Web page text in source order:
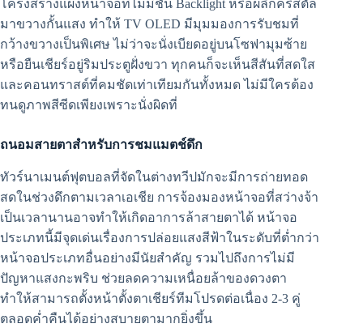
โครงสร้างแผงหน้าจอที่ไม่มีชั้น Backlight หรือผลึกคริสตัล
มาขวางกั้นแสง ทำให้ TV OLED มีมุมมองการรับชมที่
กว้างขวางเป็นพิเศษ ไม่ว่าจะนั่งเบียดอยู่บนโซฟามุมซ้าย
หรือยืนเชียร์อยู่ริมประตูฝั่งขวา ทุกคนก็จะเห็นสีสันที่สดใส
และคอนทราสต์ที่คมชัดเท่าเทียมกันทั้งหมด ไม่มีใครต้อง
ทนดูภาพสีซีดเพียงเพราะนั่งผิดที่
ถนอมสายตาสำหรับการชมแมตช์ดึก
ทัวร์นาเมนต์ฟุตบอลที่จัดในต่างทวีปมักจะมีการถ่ายทอด
สดในช่วงดึกตามเวลาเอเชีย การจ้องมองหน้าจอที่สว่างจ้า
เป็นเวลานานอาจทำให้เกิดอาการล้าสายตาได้ หน้าจอ
ประเภทนี้มีจุดเด่นเรื่องการปล่อยแสงสีฟ้าในระดับที่ต่ำกว่า
หน้าจอประเภทอื่นอย่างมีนัยสำคัญ รวมไปถึงการไม่มี
ปัญหาแสงกะพริบ ช่วยลดความเหนื่อยล้าของดวงตา
ทำให้สามารถตั้งหน้าตั้งตาเชียร์ทีมโปรดต่อเนื่อง 2-3 คู่
ตลอดค่ำคืนได้อย่างสบายตามากยิ่งขึ้น